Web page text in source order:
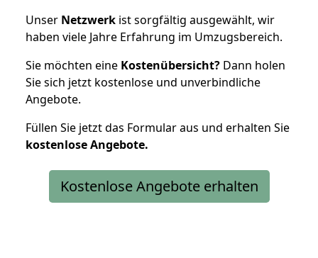
Unser Netzwerk ist sorgfältig ausgewählt, wir
haben viele Jahre Erfahrung im Umzugsbereich.
Sie möchten eine Kostenübersicht? Dann holen
Sie sich jetzt kostenlose und unverbindliche
Angebote.
Füllen Sie jetzt das Formular aus und erhalten Sie
kostenloseAngebote.
Kostenlose Angebote erhalten